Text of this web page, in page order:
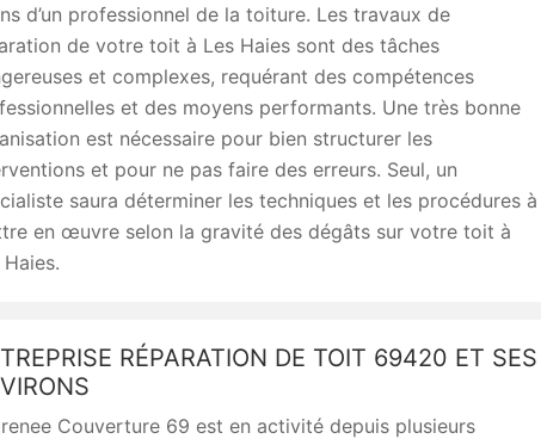
d’un professionnel de la toiture. Les travaux de
de votre toit à Les Haies sont des tâches
et complexes, requérant des compétences
et des moyens performants. Une très bonne
est nécessaire pour bien structurer les
et pour ne pas faire des erreurs. Seul, un
saura déterminer les techniques et les procédures à
en œuvre selon la gravité des dégâts sur votre toit à
Haies.
RÉPARATION DE TOIT 69420 ET SES
Couverture 69 est en activité depuis plusieurs